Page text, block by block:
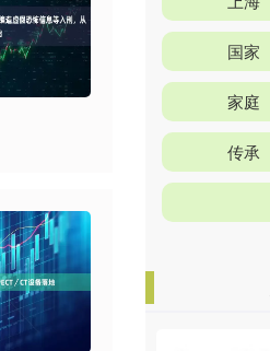
国家
家庭
传承